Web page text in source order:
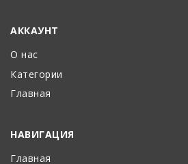
АККАУНТ
О нас
Категории
Главная
НАВИГАЦИЯ
Главная